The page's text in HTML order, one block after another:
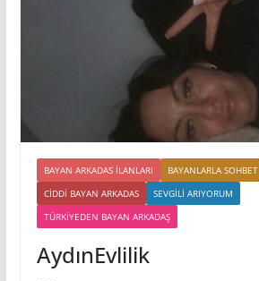
BAYAN ARKADAS ILANLARI
BAYANLARLA SOHBET
CIDDI BAYAN ARKADAS
SEVGILI ARIYORUM
TÜRKIYEDEN BAYAN ARKADAŞ
AydınEvlilik